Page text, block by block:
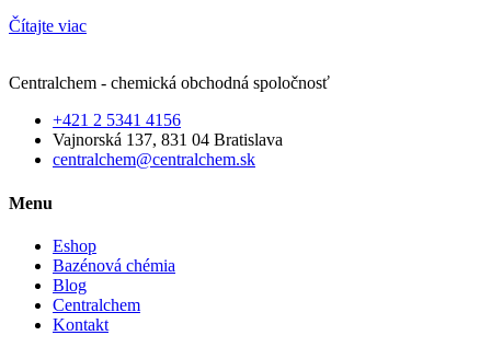
Čítajte viac
Centralchem - chemická obchodná spoločnosť
+421 2 5341 4156
Vajnorská 137, 831 04 Bratislava
centralchem@centralchem.sk
Menu
Eshop
Bazénová chémia
Blog
Centralchem
Kontakt